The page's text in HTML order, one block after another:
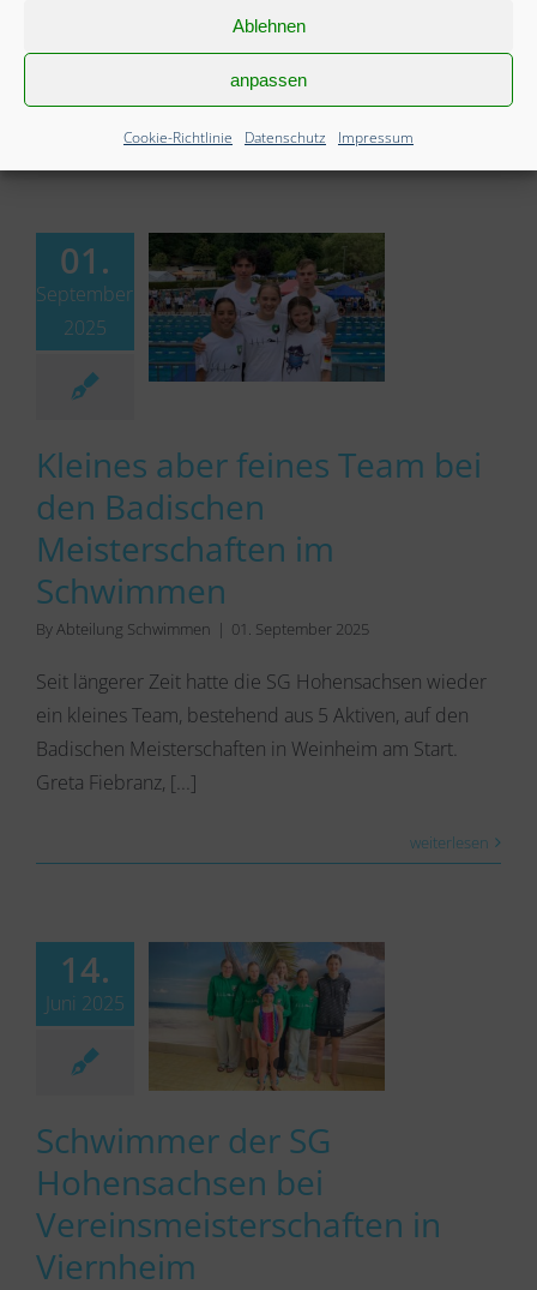
Ablehnen
anpassen
Cookie-Richtlinie Datenschutz Impressum
um sich die geforderten Bestzeiten für die
kommenden Badischen [...]
weiterlesen
01.
September
2025
Kleines aber feines Team bei
den Badischen
Meisterschaften im
Schwimmen
ByAbteilung Schwimmen | 01. September 2025
Seit längerer Zeit hatte die SG Hohensachsen wieder
ein kleines Team, bestehend aus 5 Aktiven, auf den
Badischen Meisterschaften in Weinheim am Start.
Greta Fiebranz, [...]
weiterlesen
14.
Juni 2025
Schwimmer der SG
Hohensachsen bei
Vereinsmeisterschaften in
Viernheim